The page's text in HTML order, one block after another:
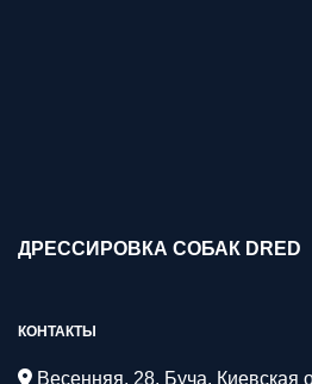
ДРЕССИРОВКА СОБАК DRED
КОНТАКТЫ
Весенняя, 28, Буча, Киевская